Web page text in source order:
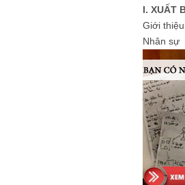
I. XUẤT
Giới
Nhân sự